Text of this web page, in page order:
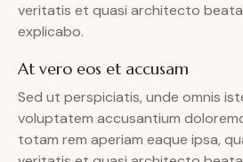
veritatis et quasi architecto
explicabo.
At vero eos et accusam
Sed ut perspiciatis, unde omnis
voluptatem accusantium
totam rem aperiam eaque ipsa,